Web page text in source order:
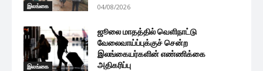
இலங்கை 04/08/2026
இலங்கை
ஜூலை மாதத்தில் வெளிநாட்டு
வேலைவாய்ப்புக்குச் சென்ற
இலங்கையர்களின் எண்ணிக்கை
அதிகரிப்பு